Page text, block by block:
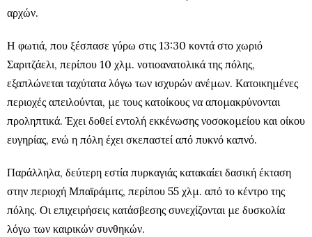
αρχών.
Η φωτιά, που ξέσπασε γύρω στις 13:30 κοντά στο χωριό
Σαριτζάελι, περίπου 10 χλμ. νοτιοανατολικά της πόλης,
εξαπλώνεται ταχύτατα λόγω των ισχυρών ανέμων. Κατοικημένες
περιοχές απειλούνται, με τους κατοίκους να απομακρύνονται
προληπτικά. Έχει δοθεί εντολή εκκένωσης νοσοκομείου και οίκου
ευγηρίας, ενώ η πόλη έχει σκεπαστεί από πυκνό καπνό.
Παράλληλα, δεύτερη εστία πυρκαγιάς κατακαίει δασική έκταση
στην περιοχή Μπαϊράμιτς, περίπου 55 χλμ. από το κέντρο της
πόλης. Οι επιχειρήσεις κατάσβεσης συνεχίζονται με δυσκολία
λόγω των καιρικών συνθηκών.